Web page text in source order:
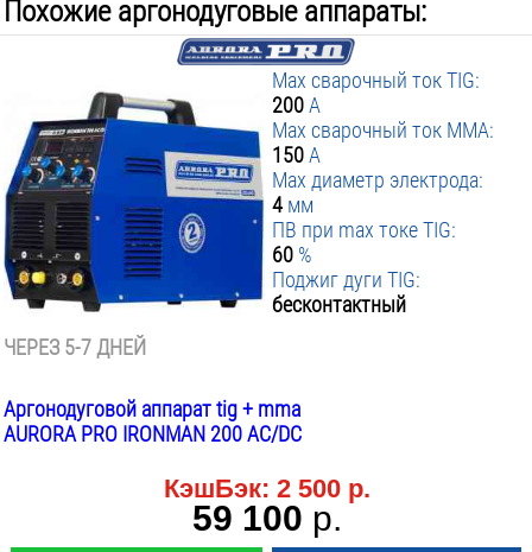
Похожие аргонодуговые аппараты:
Max сварочный ток TIG:
200А
Max сварочный ток MMA:
150А
Max диаметр электрода:
4 мм
ПВ при max токе TIG:
60 %
Поджиг дуги TIG:
бесконтактный
ЧЕРЕЗ 5-7 ДНЕЙ
Аргонодуговой аппарат tig + mma
AURORA PRO IRONMAN 200 AC/DC
КэшБэк: 2 500 р.
59 100 р.